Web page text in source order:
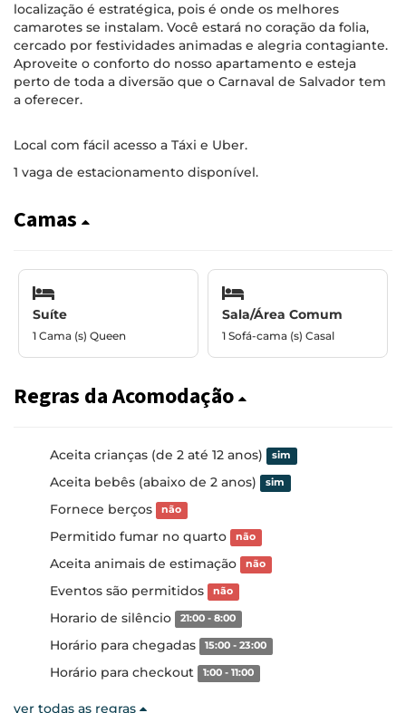
localização é estratégica, pois é onde os melhores
camarotes se instalam. Você estará no coração da folia,
cercado por festividades animadas e alegria contagiante.
Aproveite o conforto do nosso apartamento e esteja
perto de toda a diversão que o Carnaval de Salvador tem
a oferecer.
Local com fácil acesso a Táxi e Uber.
1 vaga de estacionamento disponível.
Camas
Suíte
1 Cama (s) Queen
Sala/Área Comum
1 Sofá-cama (s) Casal
Regras da Acomodação
Aceita crianças (de 2 até 12 anos) sim
Aceita bebês (abaixo de 2 anos) sim
Fornece berços não
Permitido fumar no quarto não
Aceita animais de estimação não
Eventos são permitidos não
Horario de silêncio 21:00 - 8:00
Horário para chegadas 15:00 - 23:00
Horário para checkout 1:00 - 11:00
ver todas as regras